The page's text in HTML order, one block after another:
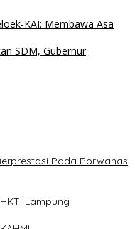
KAI: Membawa Asa
SDM, Gubernur
Pada Porwanas
Lampung